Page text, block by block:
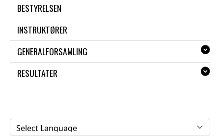
BESTYRELSEN
INSTRUKTØRER
GENERALFORSAMLING
RESULTATER